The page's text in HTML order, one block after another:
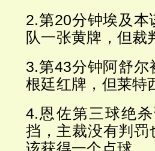
2.第20分钟埃及
队一张黄牌，但裁
3.第43分钟阿舒尔
根廷红牌，但莱特
4.恩佐第三球绝
挡，主裁没有判罚